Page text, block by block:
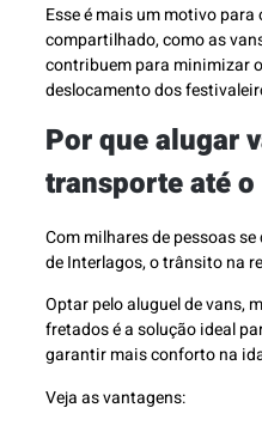
Esse é mais um motivo
compartilhado, como as
contribuem para minimizar
deslocamento dos
Por que alugar
transporte até
Com milhares de pessoas
de Interlagos, o trânsito na
Optar pelo aluguel de vans,
fretados é a solução ideal
garantir mais conforto na
Veja as vantagens: